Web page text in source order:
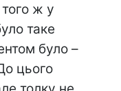
ж у
таке
було –
цього